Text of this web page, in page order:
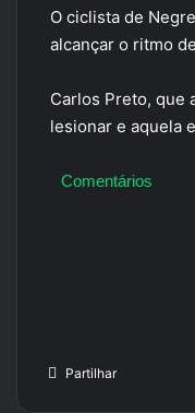
O ciclista de
alcançar o ritmo
Carlos Preto, que
lesionar e aquela
Comentários
Partilhar